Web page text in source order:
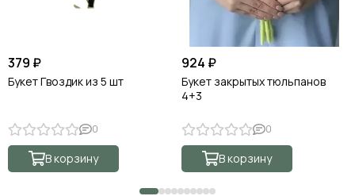
379 ₽
Букет Гвоздик из 5 шт
0
В корзину
924 ₽
Букет закрытых тюльпанов
4+3
0
В корзину